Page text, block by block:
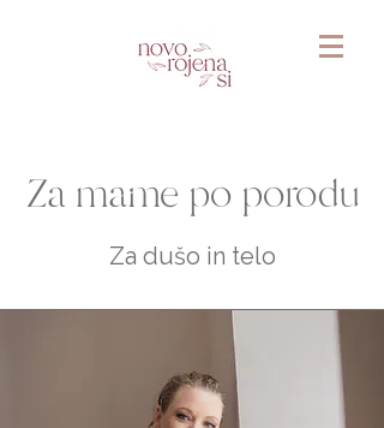
Za mame po porodu
Za dušo in telo